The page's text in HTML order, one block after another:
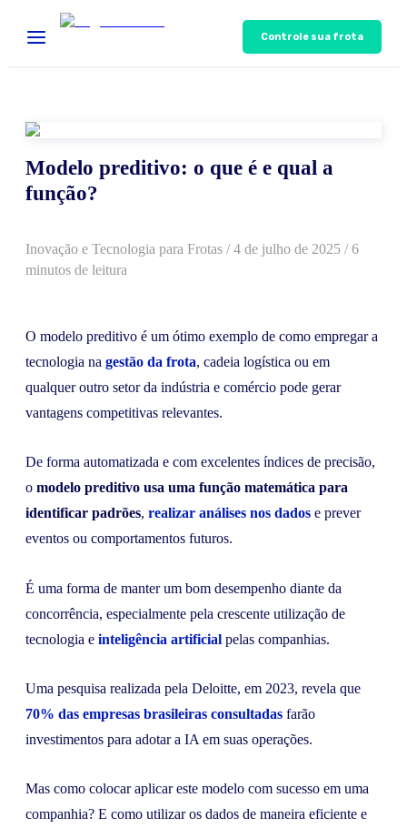
Controle sua frota
Modelo preditivo: o que é e qual a
função?
Inovação e Tecnologia para Frotas /4 de julho de 2025 / 6
minutos de leitura
O modelo preditivo é um ótimo exemplo de como empregar a
tecnologia na gestão da frota, cadeia logística ou em
qualquer outro setor da indústria e comércio pode gerar
vantagens competitivas relevantes.
De forma automatizada e com excelentes índices de precisão,
o modelo preditivo usa uma função matemática para
identificar padrões, realizar análises nos dados e prever
eventos ou comportamentos futuros.
É uma forma de manter um bom desempenho diante da
concorrência, especialmente pela crescente utilização de
tecnologia e inteligência artificial pelas companhias.
Uma pesquisa realizada pela Deloitte, em 2023, revela que
70% das empresas brasileiras consultadas farão
investimentos para adotar a IA em suas operações.
Mas como colocar aplicar este modelo com sucesso em uma
companhia? E como utilizar os dados de maneira eficiente e